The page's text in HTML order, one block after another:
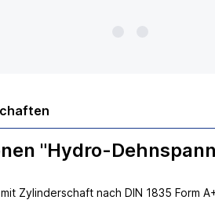
"Hydro-
Zylinderschaft nach DIN 1835 Form